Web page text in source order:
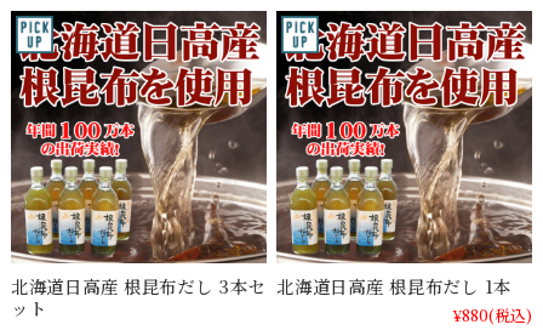
北海道日高産 根昆布だし 3本セ
ット
北海道日高産 根昆布だし 1本
¥880(税込)